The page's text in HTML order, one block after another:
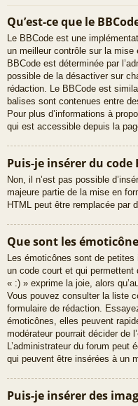
Qu’est-ce que le
Le BBCode est une
un meilleur contrôle sur la mise
BBCode est déterminée par
possible de la désactiver sur
rédaction. Le BBCode est
balises sont contenues entre
Pour plus d’informations à
qui est accessible depuis la
Puis-je insérer du code
Non, il n’est pas possible
majeure partie de la mise en
HTML peut être remplacée par
Que sont les
Les émoticônes sont de
un code court et qui permettent
« :) » exprime la joie, alors
Vous pouvez consulter la liste
formulaire de rédaction.
émoticônes, elles peuvent
modérateur pourrait décider de
L’administrateur du forum peut
qui peuvent être insérées à un
Puis-je insérer des